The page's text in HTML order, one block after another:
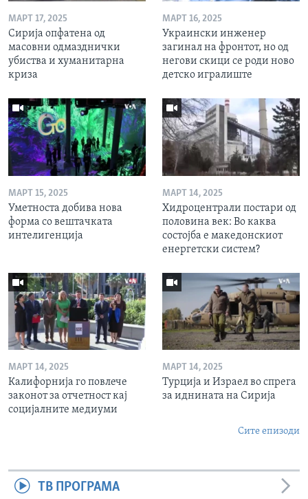
МАРТ 17, 2025
Сирија опфатена од
масовни одмазднички
убиства и хуманитарна
криза
МАРТ 16, 2025
Украински инженер
загинал на фронтот, но од
негови скици се роди ново
детско игралиште
МАРТ 15, 2025
Уметноста добива нова
форма со вештачката
интелигенција
МАРТ 14, 2025
Хидроцентрали постари од
половина век: Во каква
состојба е македонскиот
енергетски систем?
МАРТ 14, 2025
Калифорнија го повлече
законот за отчетност кај
социјалните медиуми
МАРТ 14, 2025
Турција и Израел во спрега
за иднината на Сирија
Сите епизоди
ТВ ПРОГРАМА